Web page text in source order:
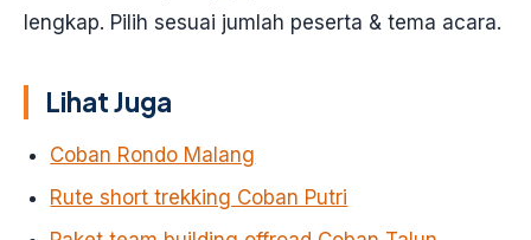
lengkap. Pilih sesuai jumlah peserta & tema acara.
Lihat Juga
Coban Rondo Malang
Rute short trekking Coban Putri